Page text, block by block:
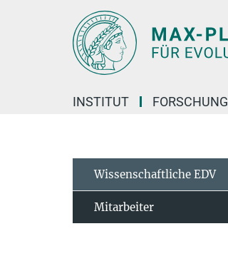
INSTITUT FORSCHUNG
Wissenschaftliche EDV
Mitarbeiter